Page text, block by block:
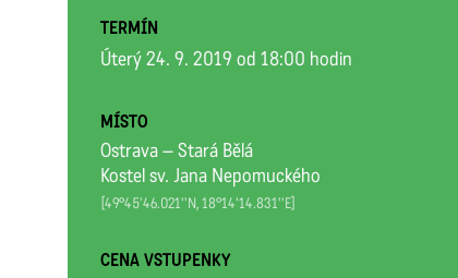
TERMÍN
Úterý 24. 9. 2019 od 18:00 hodin
MÍSTO
Ostrava – Stará Bělá
Kostel sv. Jana Nepomuckého
[49°45'46.021''N, 18°14'14.831''E]
CENA VSTUPENKY